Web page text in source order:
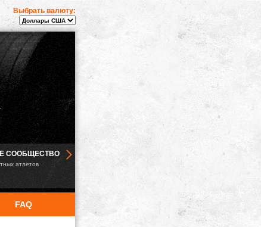
Выбрать валюту:
СООБЩЕСТВО
атлетов
FAQ